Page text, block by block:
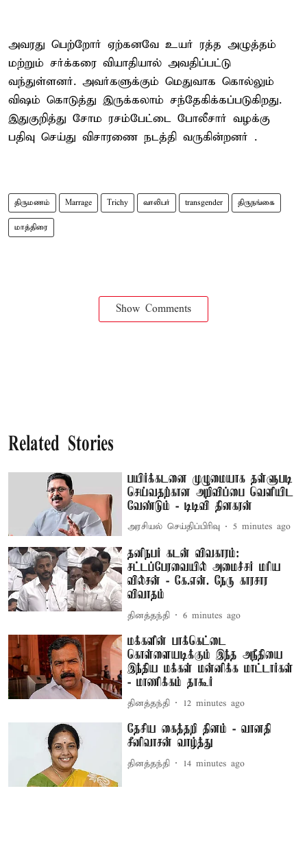
அவரது பெற்றோர் ஏற்கனவே உயர் ரத்த அழுத்தம்
மற்றும் சர்க்கரை வியாதியால் அவதிப்பட்டு
வந்துள்ளனர். அவர்களுக்கும் மெதுவாக கொல்லும்
விஷம் கொடுத்து இருக்கலாம் சந்தேகிக்கப்படுகிறது.
இதுகுறித்து சோம ரசம்பேட்டை போலீசார் வழக்கு
பதிவு செய்து விசாரணை நடத்தி வருகின்றனர் .
திருமணம் Marrage Trichy வாலிபர் transgender திருநங்கை
மாத்திரை
Show Comments
Related Stories
பயிர்க்கடனை முழுமையாக தள்ளுபடி
செய்வதற்கான அறிவிப்பை வெளியிட
வேண்டும் - டிடிவி தினகரன்
அரசியல் செய்திப்பிரிவு 5 minutes ago
தனிநபர் கடன் விவகாரம்:
சட்டப்பேரவையில் அமைச்சர் மரிய
வில்சன் - கே.என். நேரு காரசார
விவாதம்
தினத்தந்தி 6 minutes ago
மக்களின் பாக்கெட்டை
கொள்ளையடிக்கும் இந்த அநீதியை
இந்திய மக்கள் மன்னிக்க மாட்டார்கள்
- மாணிக்கம் தாகூர்
தினத்தந்தி 12 minutes ago
தேசிய கைத்தறி தினம் - வானதி
சீனிவாசன் வாழ்த்து
தினத்தந்தி 14 minutes ago